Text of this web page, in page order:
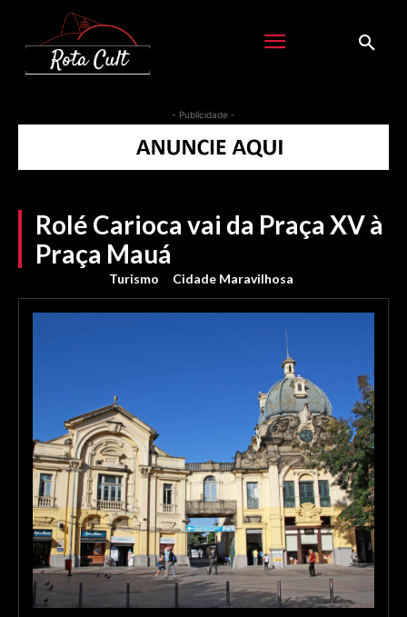
- Publicidade -
Rolé Carioca vai da Praça XV à
Praça Mauá
Turismo Cidade Maravilhosa